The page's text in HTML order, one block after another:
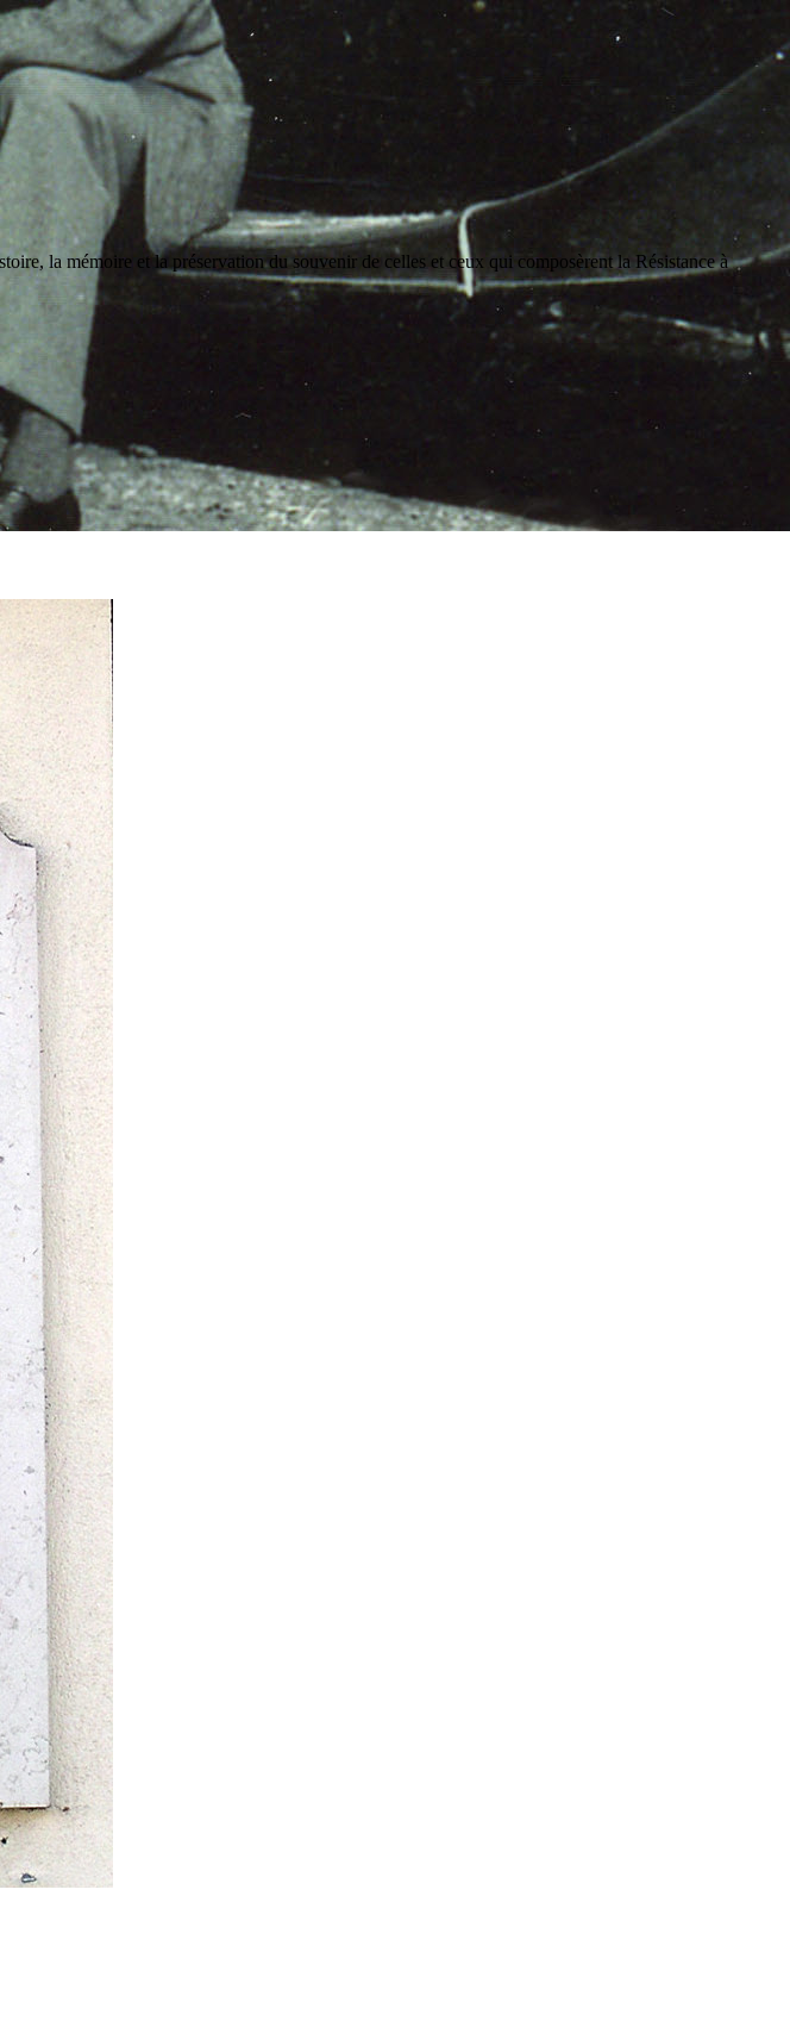
la mémoire et la préservation du souvenir de celles et ceux qui composèrent la Résistance à